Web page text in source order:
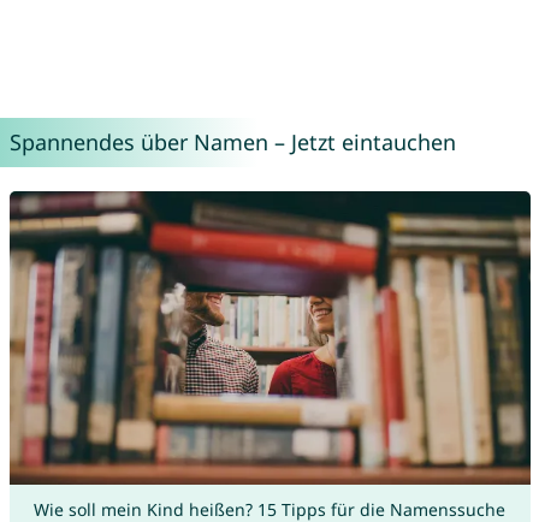
Spannendes über Namen – Jetzt eintauchen
Wie soll mein Kind heißen? 15 Tipps für die Namenssuche